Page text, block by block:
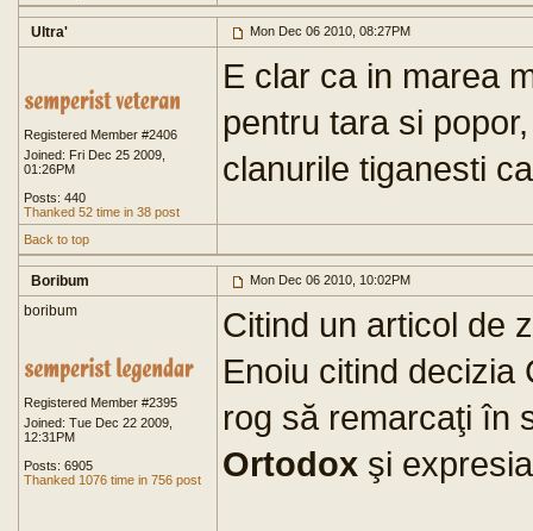
Ultra' Mon Dec 06 2010, 08:27PM
Registered Member #2406
Joined: Fri Dec 25 2009,
01:26PM
Posts: 440
Thanked 52 time in 38 post
E clar ca in marea
pentru tara si
clanurile tiganesti
Back to top
Boribum Mon Dec 06 2010, 10:02PM
boribum
Registered Member #2395
Joined: Tue Dec 22 2009,
12:31PM
Posts: 6905
Thanked 1076 time in 756 post
Citind un articol de
Enoiu citind decizia
rog să remarcaţi în
Ortodox şi